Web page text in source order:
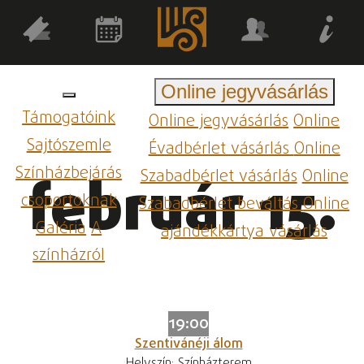
Támogatóink
Sajtószemle
Színházbejárás
csoportoknak
GalériaA
színházról
Online jegyvásárlás
Online jegyvásárlásOnline
Évadbérlet vásárlásOnline
Szabadbérlet vásárlásOnline
Szabadbérlet beváltásOnline
ajándékkártya vásárlás
február 15.
19:00
Szentivánéji álom